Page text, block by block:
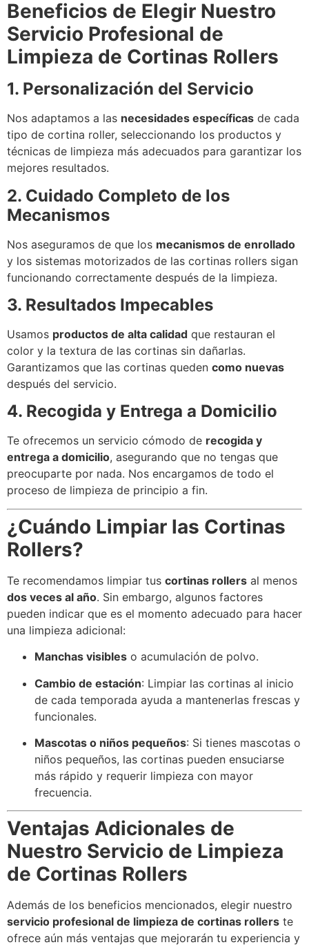
Beneficios de Elegir Nuestro
Servicio Profesional de
Limpieza de Cortinas Rollers
1. Personalización del Servicio
Nos adaptamos a las necesidades específicas de cada
tipo de cortina roller, seleccionando los productos y
técnicas de limpieza más adecuados para garantizar los
mejores resultados.
2. Cuidado Completo de los
Mecanismos
Nos aseguramos de que los mecanismos de enrollado
y los sistemas motorizados de las cortinas rollers sigan
funcionando correctamente después de la limpieza.
3. Resultados Impecables
Usamos productos de alta calidad que restauran el
color y la textura de las cortinas sin dañarlas.
Garantizamos que las cortinas queden como nuevas
después del servicio.
4. Recogida y Entrega a Domicilio
Te ofrecemos un servicio cómodo de recogida y
entrega a domicilio, asegurando que no tengas que
preocuparte por nada. Nos encargamos de todo el
proceso de limpieza de principio a fin.
¿Cuándo Limpiar las Cortinas
Rollers?
Te recomendamos limpiar tus cortinas rollers al menos
dos veces al año. Sin embargo, algunos factores
pueden indicar que es el momento adecuado para hacer
una limpieza adicional:
Manchas visibles o acumulación de polvo.
Cambio de estación: Limpiar las cortinas al inicio
de cada temporada ayuda a mantenerlas frescas y
funcionales.
Mascotas o niños pequeños: Si tienes mascotas o
niños pequeños, las cortinas pueden ensuciarse
más rápido y requerir limpieza con mayor
frecuencia.
Ventajas Adicionales de
Nuestro Servicio de Limpieza
de Cortinas Rollers
Además de los beneficios mencionados, elegir nuestro
servicio profesional de limpieza de cortinas rollers te
ofrece aún más ventajas que mejorarán tu experiencia y